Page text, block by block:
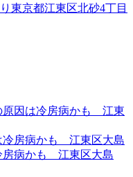
東京都江東区北砂4丁目
原因は冷房病かも 江東
冷房病かも 江東区大島
房病かも 江東区大島